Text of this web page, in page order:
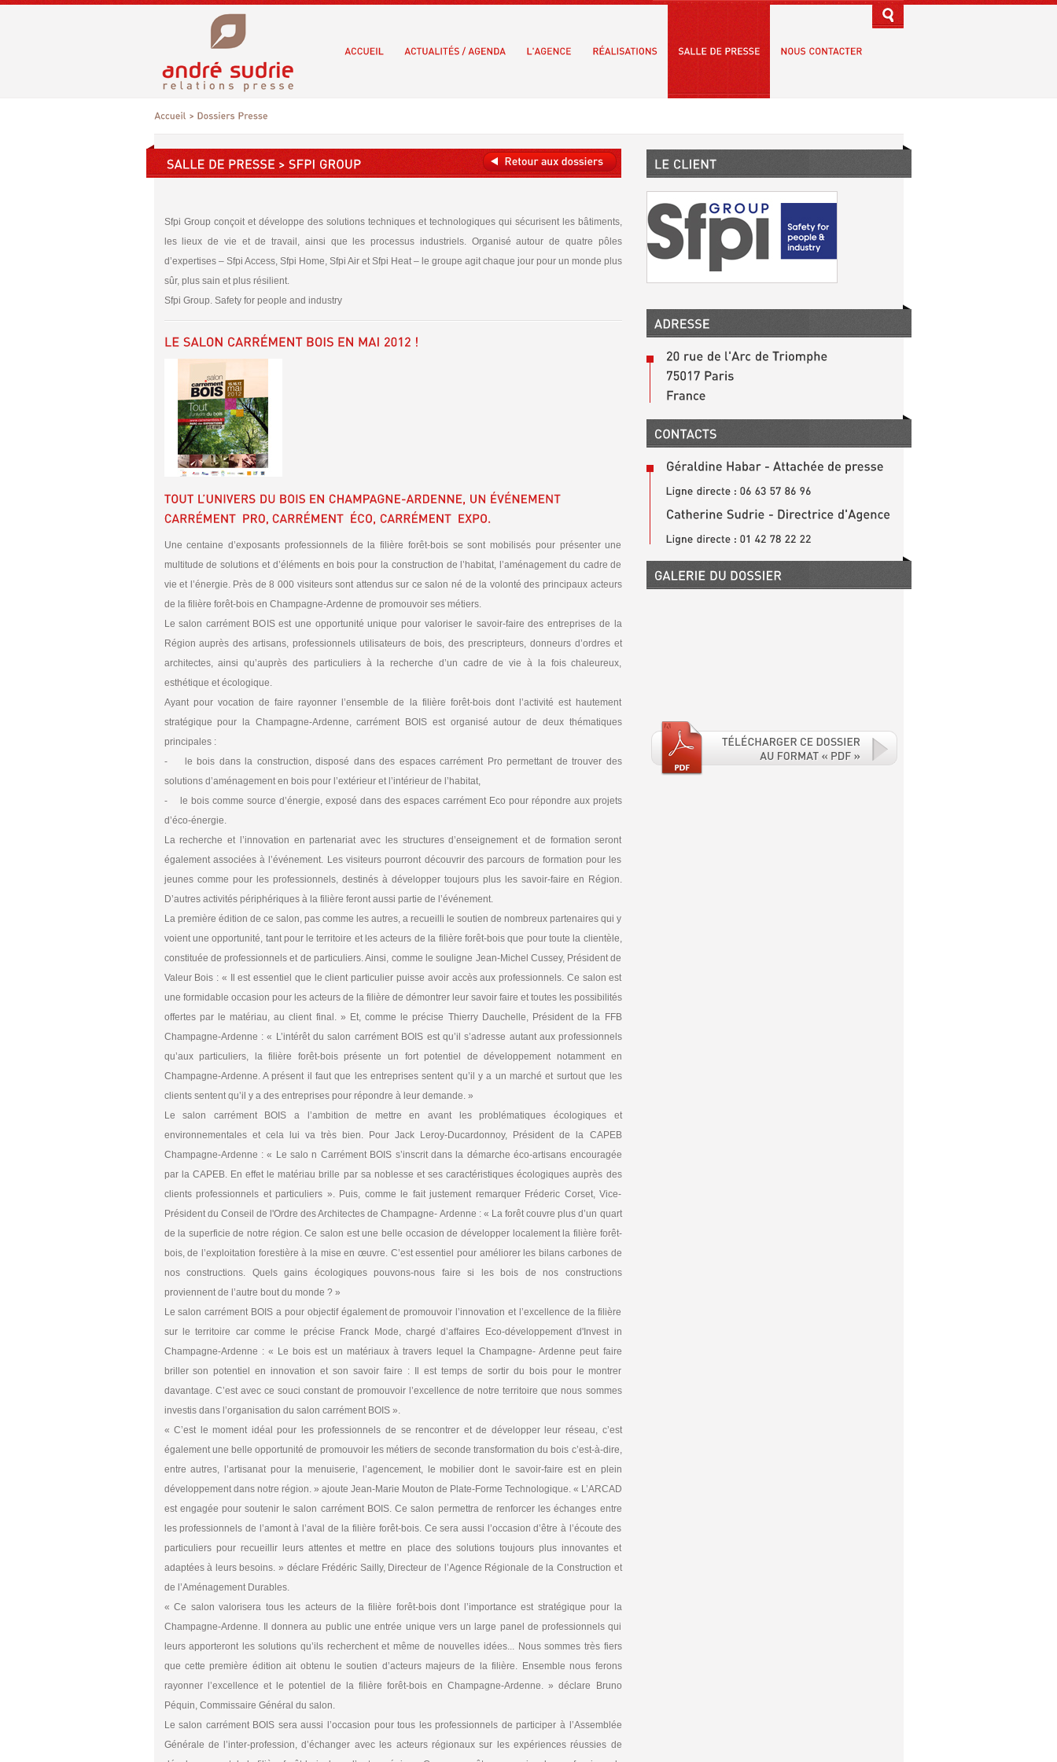
Sfpi Group conçoit et développe des solutions techniques et technologiques qui sécurisent les bâtiments,
les lieux de vie et de travail, ainsi que les processus industriels. Organisé autour de quatre pôles
d’expertises – Sfpi Access, Sfpi Home, Sfpi Air et Sfpi Heat – le groupe agit chaque jour pour un monde plus
sûr, plus sain et plus résilient.
Sfpi Group. Safety for people and industry
Une centaine d’exposants professionnels de la filière forêt-bois se sont mobilisés pour présenter une
multitude de solutions et d’éléments en bois pour la construction de l’habitat, l’aménagement du cadre de
vie et l’énergie. Près de 8 000 visiteurs sont attendus sur ce salon né de la volonté des principaux acteurs
de la filière forêt-bois en Champagne-Ardenne de promouvoir ses métiers.
Le salon carrément BOIS est une opportunité unique pour valoriser le savoir-faire des entreprises de la
Région auprès des artisans, professionnels utilisateurs de bois, des prescripteurs, donneurs d’ordres et
architectes, ainsi qu’auprès des particuliers à la recherche d’un cadre de vie à la fois chaleureux,
esthétique et écologique.
Ayant pour vocation de faire rayonner l’ensemble de la filière forêt-bois dont l’activité est hautement
stratégique pour la Champagne-Ardenne, carrément BOIS est organisé autour de deux thématiques
principales :
- le bois dans la construction, disposé dans des espaces carrément Pro permettant de trouver des
solutions d’aménagement en bois pour l’extérieur et l’intérieur de l’habitat,
- le bois comme source d’énergie, exposé dans des espaces carrément Eco pour répondre aux projets
d’éco-énergie.
La recherche et l’innovation en partenariat avec les structures d’enseignement et de formation seront
également associées à l’événement. Les visiteurs pourront découvrir des parcours de formation pour les
jeunes comme pour les professionnels, destinés à développer toujours plus les savoir-faire en Région.
D’autres activités périphériques à la filière feront aussi partie de l’événement.
La première édition de ce salon, pas comme les autres, a recueilli le soutien de nombreux partenaires qui y
voient une opportunité, tant pour le territoire et les acteurs de la filière forêt-bois que pour toute la clientèle,
constituée de professionnels et de particuliers. Ainsi, comme le souligne Jean-Michel Cussey, Président de
Valeur Bois : « Il est essentiel que le client particulier puisse avoir accès aux professionnels. Ce salon est
une formidable occasion pour les acteurs de la filière de démontrer leur savoir faire et toutes les possibilités
offertes par le matériau, au client final. » Et, comme le précise Thierry Dauchelle, Président de la FFB
Champagne-Ardenne : « L’intérêt du salon carrément BOIS est qu’il s’adresse autant aux professionnels
qu’aux particuliers, la filière forêt-bois présente un fort potentiel de développement notamment en
Champagne-Ardenne. A présent il faut que les entreprises sentent qu’il y a un marché et surtout que les
clients sentent qu’il y a des entreprises pour répondre à leur demande. »
Le salon carrément BOIS a l’ambition de mettre en avant les problématiques écologiques et
environnementales et cela lui va très bien. Pour Jack Leroy-Ducardonnoy, Président de la CAPEB
Champagne-Ardenne : « Le salo n Carrément BOIS s’inscrit dans la démarche éco-artisans encouragée
par la CAPEB. En effet le matériau brille par sa noblesse et ses caractéristiques écologiques auprès des
clients professionnels et particuliers ». Puis, comme le fait justement remarquer Fréderic Corset, Vice-
Président du Conseil de l'Ordre des Architectes de Champagne- Ardenne : « La forêt couvre plus d’un quart
de la superficie de notre région. Ce salon est une belle occasion de développer localement la filière forêt-
bois, de l’exploitation forestière à la mise en œuvre. C’est essentiel pour améliorer les bilans carbones de
nos constructions. Quels gains écologiques pouvons-nous faire si les bois de nos constructions
proviennent de l’autre bout du monde ? »
Le salon carrément BOIS a pour objectif également de promouvoir l’innovation et l’excellence de la filière
sur le territoire car comme le précise Franck Mode, chargé d’affaires Eco-développement d'Invest in
Champagne-Ardenne : « Le bois est un matériaux à travers lequel la Champagne- Ardenne peut faire
briller son potentiel en innovation et son savoir faire : Il est temps de sortir du bois pour le montrer
davantage. C’est avec ce souci constant de promouvoir l’excellence de notre territoire que nous sommes
investis dans l’organisation du salon carrément BOIS ».
« C’est le moment idéal pour les professionnels de se rencontrer et de développer leur réseau, c’est
également une belle opportunité de promouvoir les métiers de seconde transformation du bois c’est-à-dire,
entre autres, l’artisanat pour la menuiserie, l’agencement, le mobilier dont le savoir-faire est en plein
développement dans notre région. » ajoute Jean-Marie Mouton de Plate-Forme Technologique. « L’ARCAD
est engagée pour soutenir le salon carrément BOIS. Ce salon permettra de renforcer les échanges entre
les professionnels de l’amont à l’aval de la filière forêt-bois. Ce sera aussi l’occasion d’être à l’écoute des
particuliers pour recueillir leurs attentes et mettre en place des solutions toujours plus innovantes et
adaptées à leurs besoins. » déclare Frédéric Sailly, Directeur de l’Agence Régionale de la Construction et
de l’Aménagement Durables.
« Ce salon valorisera tous les acteurs de la filière forêt-bois dont l’importance est stratégique pour la
Champagne-Ardenne. Il donnera au public une entrée unique vers un large panel de professionnels qui
leurs apporteront les solutions qu’ils recherchent et même de nouvelles idées... Nous sommes très fiers
que cette première édition ait obtenu le soutien d’acteurs majeurs de la filière. Ensemble nous ferons
rayonner l’excellence et le potentiel de la filière forêt-bois en Champagne-Ardenne. » déclare Bruno
Péquin, Commissaire Général du salon.
Le salon carrément BOIS sera aussi l’occasion pour tous les professionnels de participer à l’Assemblée
Générale de l’inter-profession, d’échanger avec les acteurs régionaux sur les expériences réussies de